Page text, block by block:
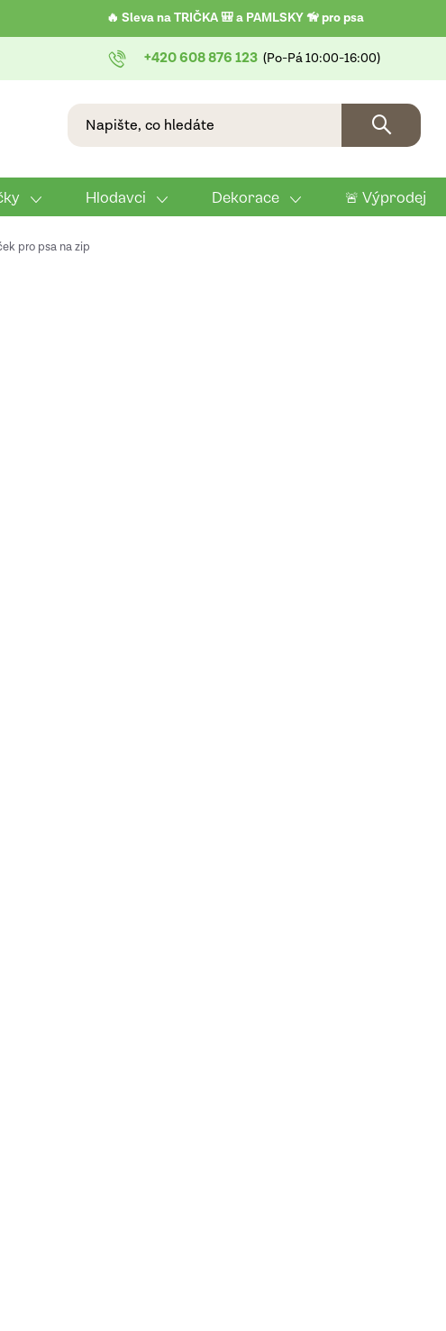
🔥 Sleva na TRIČKA 🎒 a PAMLSKY 🦮 pro psa
+420 608 876 123
Hlodavci Dekorace 🚨 Výprodej
pro psa na zip